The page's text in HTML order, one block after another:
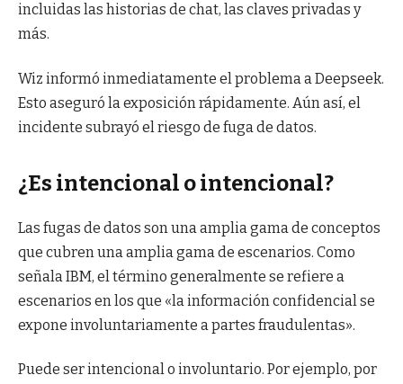
incluidas las historias de chat, las claves privadas y
más.
Wiz informó inmediatamente el problema a Deepseek.
Esto aseguró la exposición rápidamente. Aún así, el
incidente subrayó el riesgo de fuga de datos.
¿Es intencional o intencional?
Las fugas de datos son una amplia gama de conceptos
que cubren una amplia gama de escenarios. Como
señala IBM, el término generalmente se refiere a
escenarios en los que «la información confidencial se
expone involuntariamente a partes fraudulentas».
Puede ser intencional o involuntario. Por ejemplo, por